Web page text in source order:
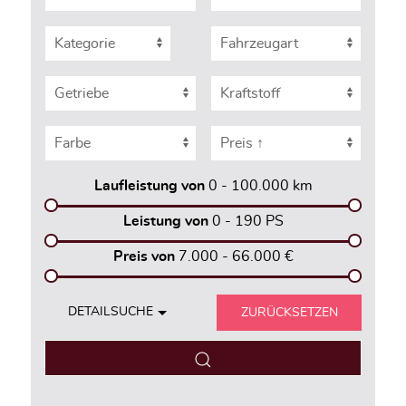
Laufleistung von 0 - 100.000 km
Leistung von 0 - 190 PS
Preis von 7.000 - 66.000 €
DETAILSUCHE ZURÜCKSETZEN